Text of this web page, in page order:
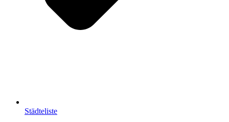
Städteliste